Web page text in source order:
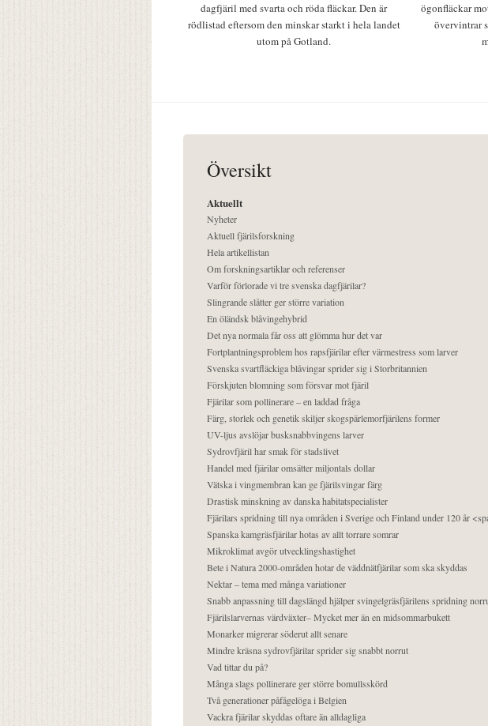
dagfjäril med svarta och röda fläckar. Den är
rödlistad eftersom den minskar starkt i hela landet
utom på Gotland.
ögonfläckar
övervintrar
Översikt
Aktuellt
Nyheter
Aktuell fjärilsforskning
Hela artikellistan
Om forskningsartiklar och referenser
Varför förlorade vi tre svenska dagfjärilar?
Slingrande slåtter ger större variation
En öländsk blåvingehybrid
Det nya normala får oss att glömma hur det var
Fortplantningsproblem hos rapsfjärilar efter värmestress som larver
Svenska svartfläckiga blåvingar sprider sig i Storbritannien
Förskjuten blomning som försvar mot fjäril
Fjärilar som pollinerare – en laddad fråga
Färg, storlek och genetik skiljer skogspärlemorfjärilens former
UV-ljus avslöjar busksnabbvingens larver
Sydrovfjäril har smak för stadslivet
Handel med fjärilar omsätter miljontals dollar
Vätska i vingmembran kan ge fjärilsvingar färg
Drastisk minskning av danska habitatspecialister
Fjärilars spridning till nya områden i Sverige och Finland under 120 år
Spanska kamgräsfjärilar hotas av allt torrare somrar
Mikroklimat avgör utvecklingshastighet
Bete i Natura 2000-områden hotar de väddnätfjärilar som ska skyddas
Nektar – tema med många variationer
Snabb anpassning till dagslängd hjälper svingelgräsfjärilens spridning
Fjärilslarvernas värdväxter– Mycket mer än en midsommarbukett
Monarker migrerar söderut allt senare
Mindre kräsna sydrovfjärilar sprider sig snabbt norrut
Vad tittar du på?
Många slags pollinerare ger större bomullsskörd
Två generationer påfågelöga i Belgien
Vackra fjärilar skyddas oftare än alldagliga